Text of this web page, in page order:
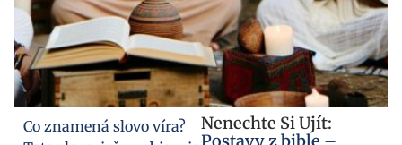
Co znamená slovo víra?
Nenechte Si Ujít: